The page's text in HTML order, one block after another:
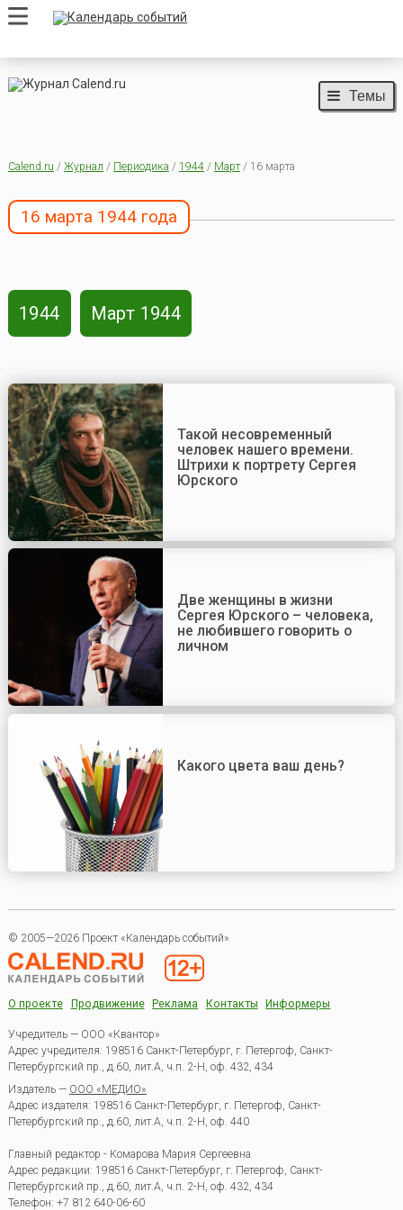
Темы
Calend.ru / Журнал / Периодика / 1944/ Март/ 16 марта
16 марта 1944 года
1944 Март 1944
Такой несовременный
человек нашего времени.
Штрихи к портрету Сергея
Юрского
Две женщины в жизни
Сергея Юрского – человека,
не любившего говорить о
личном
Какого цвета ваш день?
© 2005—2026 Проект «Календарь событий»
О проекте Продвижение Реклама Контакты Информеры
Учредитель — ООО «Квантор»
Адрес учредителя: 198516 Санкт-Петербург, г. Петергоф, Санкт-
Петербургский пр., д.60, лит.А, ч.п. 2-Н, оф. 432, 434
Издатель — ООО «МЕДИО»
Адрес издателя: 198516 Санкт-Петербург, г. Петергоф, Санкт-
Петербургский пр., д.60, лит.А, ч.п. 2-Н, оф. 440
Главный редактор - Комарова Мария Сергеевна
Адрес редакции: 198516 Санкт-Петербург, г. Петергоф, Санкт-
Петербургский пр., д.60, лит.А, ч.п. 2-Н, оф. 432, 434
Телефон: +7 812 640-06-60